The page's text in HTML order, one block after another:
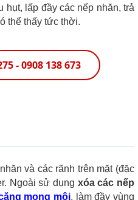
lấp đầy các nếp nhăn, trả
thể thấy tức thời.
- 0908 138 673
và các rãnh trên mặt (đặc
Ngoài sử dụng xóa các nếp
mọng môi, làm đầy vùng